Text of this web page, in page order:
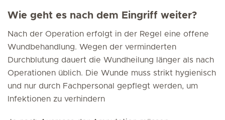
Wie geht es nach dem Eingriff weiter?
Nach der Operation erfolgt in der Regel eine offene
Wundbehandlung. Wegen der verminderten
Durchblutung dauert die Wundheilung länger als nach
Operationen üblich. Die Wunde muss strikt hygienisch
und nur durch Fachpersonal gepflegt werden, um
Infektionen zu verhindern